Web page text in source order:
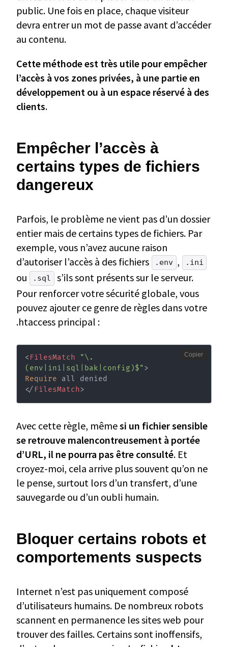
public. Une fois en place, chaque visiteur
devra entrer un mot de passe avant d’accéder
au contenu.
Cette méthode est très utile pour empêcher
l’accès à vos zones privées, à une partie en
développement ou à un espace réservé à des
clients.
Empêcher l’accès à
certains types de fichiers
dangereux
Parfois, le problème ne vient pas d’un dossier
entier mais de certains types de fichiers. Par
exemple, vous n’avez aucune raison
d’autoriser l’accès à des fichiers
.env , .ini
ou .sql
s’ils sont présents sur le serveur.
Pour renforcer votre sécurité globale, vous
pouvez ajouter ce genre de règles dans votre
.htaccess principal :
< FilesMatch
"\.
(env|ini|sql|bak|config)$">
Require
</ FilesMatch>
Copier
Avec cette règle, mêmesi un fichier sensible
se retrouve malencontreusement à portée
d’URL, il ne pourra pas être consulté. Et
croyez-moi, cela arrive plus souvent qu’on ne
le pense, surtout lors d’un transfert, d’une
sauvegarde ou d’un oubli humain.
Bloquer certains robots et
comportements suspects
Internet n’est pas uniquement composé
d’utilisateurs humains. De nombreux robots
scannent en permanence les sites web pour
trouver des failles. Certains sont inoffensifs,